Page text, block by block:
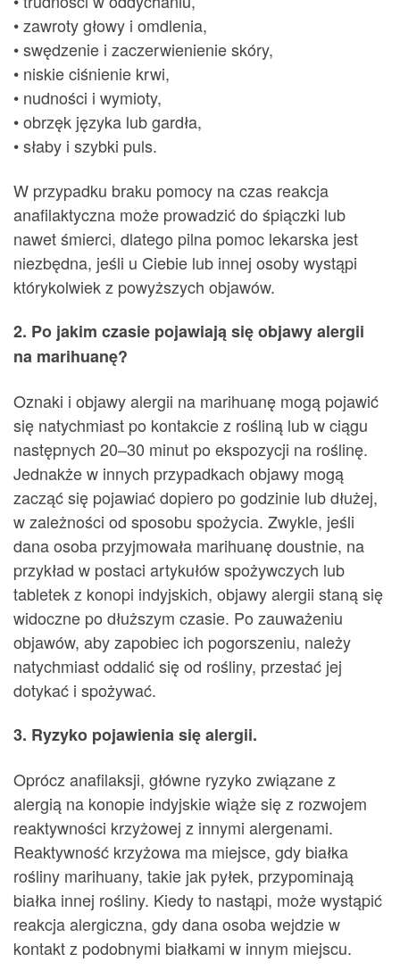
• zawroty głowy i omdlenia,
• swędzenie i zaczerwienienie skóry,
• niskie ciśnienie krwi,
• nudności i wymioty,
• obrzęk języka lub gardła,
• słaby i szybki puls.
W przypadku braku pomocy na czas reakcja
anafilaktyczna może prowadzić do śpiączki lub
nawet śmierci, dlatego pilna pomoc lekarska jest
niezbędna, jeśli u Ciebie lub innej osoby wystąpi
którykolwiek z powyższych objawów.
2. Po jakim czasie pojawiają się objawy alergii
na marihuanę?
Oznaki i objawy alergii na marihuanę mogą pojawić
się natychmiast po kontakcie z rośliną lub w ciągu
następnych 20–30 minut po ekspozycji na roślinę.
Jednakże w innych przypadkach objawy mogą
zacząć się pojawiać dopiero po godzinie lub dłużej,
w zależności od sposobu spożycia. Zwykle, jeśli
dana osoba przyjmowała marihuanę doustnie, na
przykład w postaci artykułów spożywczych lub
tabletek z konopi indyjskich, objawy alergii staną się
widoczne po dłuższym czasie. Po zauważeniu
objawów, aby zapobiec ich pogorszeniu, należy
natychmiast oddalić się od rośliny, przestać jej
dotykać i spożywać.
3. Ryzyko pojawienia się alergii.
Oprócz anafilaksji, główne ryzyko związane z
alergią na konopie indyjskie wiąże się z rozwojem
reaktywności krzyżowej z innymi alergenami.
Reaktywność krzyżowa ma miejsce, gdy białka
rośliny marihuany, takie jak pyłek, przypominają
białka innej rośliny. Kiedy to nastąpi, może wystąpić
reakcja alergiczna, gdy dana osoba wejdzie w
kontakt z podobnymi białkami w innym miejscu.